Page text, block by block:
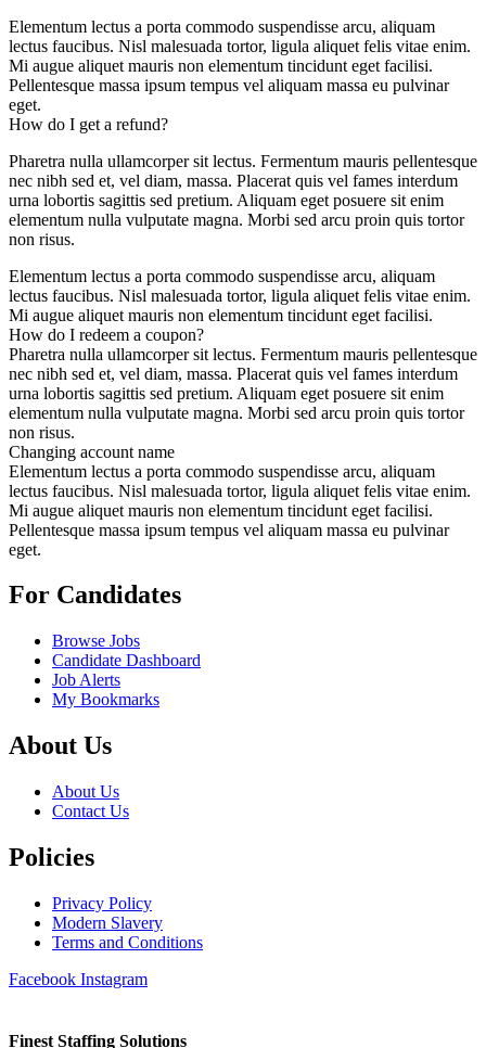
Elementum lectus a porta commodo suspendisse arcu, aliquam
lectus faucibus. Nisl malesuada tortor, ligula aliquet felis vitae enim.
Mi augue aliquet mauris non elementum tincidunt eget facilisi.
Pellentesque massa ipsum tempus vel aliquam massa eu pulvinar
eget.
How do I get a refund?
Pharetra nulla ullamcorper sit lectus. Fermentum mauris pellentesque
nec nibh sed et, vel diam, massa. Placerat quis vel fames interdum
urna lobortis sagittis sed pretium. Aliquam eget posuere sit enim
elementum nulla vulputate magna. Morbi sed arcu proin quis tortor
non risus.
Elementum lectus a porta commodo suspendisse arcu, aliquam
lectus faucibus. Nisl malesuada tortor, ligula aliquet felis vitae enim.
Mi augue aliquet mauris non elementum tincidunt eget facilisi.
How do I redeem a coupon?
Pharetra nulla ullamcorper sit lectus. Fermentum mauris pellentesque
nec nibh sed et, vel diam, massa. Placerat quis vel fames interdum
urna lobortis sagittis sed pretium. Aliquam eget posuere sit enim
elementum nulla vulputate magna. Morbi sed arcu proin quis tortor
non risus.
Changing account name
Elementum lectus a porta commodo suspendisse arcu, aliquam
lectus faucibus. Nisl malesuada tortor, ligula aliquet felis vitae enim.
Mi augue aliquet mauris non elementum tincidunt eget facilisi.
Pellentesque massa ipsum tempus vel aliquam massa eu pulvinar
eget.
For Candidates
Browse Jobs
Candidate Dashboard
Job Alerts
My Bookmarks
About Us
About Us
Contact Us
Policies
Privacy Policy
Modern Slavery
Terms and Conditions
Facebook Instagram
Finest Staffing Solutions